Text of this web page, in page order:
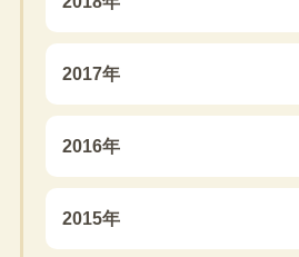
2017年
2016年
2015年